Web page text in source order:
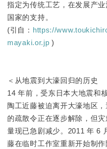
指定为传统工艺，在发展产
国家的支持。
(引自： https://
mayaki.or.jp )
＜从地震到大濠回归的历史
14 年前，受东日本大地震和
陶工近藤被迫离开大濠地区
的疏散令正在逐步解除，但
量现已急剧减少。2011 年 6
藤在临时工作室重新开始制